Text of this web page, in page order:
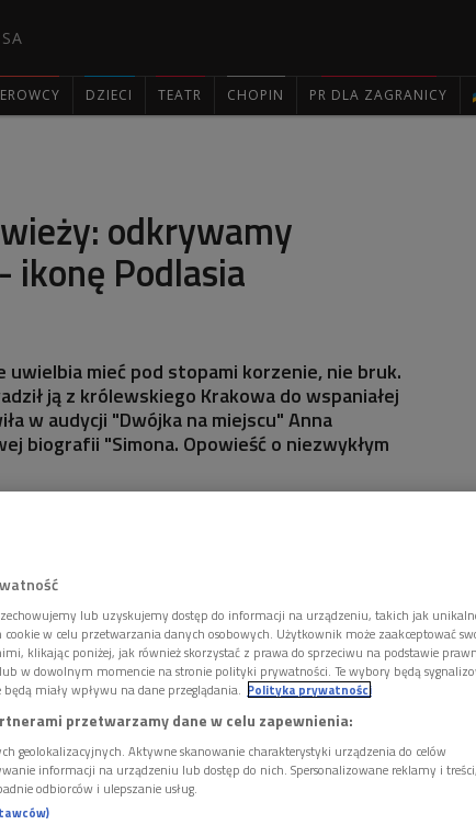
DZIECI TEATR CHOPIN PR DLA ZAGRANICY
odkrywamy
ikonę Podlasia
uwielbia mieć pod stopami korzenie, nie bruk.
ją z królewskiego Krakowa do wspaniałej
w audycji "Dwójka na miejscu" Anna
biografii "Simona. Opowieść o niezwykłym
lub uzyskujemy dostęp do informacji na urządzeniu, takich jak
w celu przetwarzania danych osobowych. Użytkownik może zaakceptować
klikając poniżej, jak również skorzystać z prawa do sprzeciwu na podstawie
w dowolnym momencie na stronie polityki prywatności. Te wybory będą
miały wpływu na dane przeglądania. Polityka prywatności
przetwarzamy dane w celu zapewnienia:
geolokalizacyjnych. Aktywne skanowanie charakterystyki urządzenia do celów
informacji na urządzeniu lub dostęp do nich. Spersonalizowane reklamy i treści,
odbiorców i ulepszanie usług.